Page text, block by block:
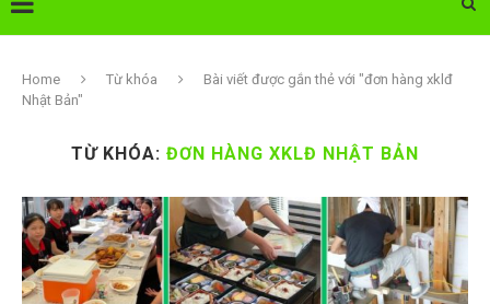
Home Từ khóa
Bài viết được gắn thẻ với "đơn hàng xklđ
Nhật Bản"
TỪ KHÓA: ĐƠN HÀNG XKLĐ NHẬT BẢN